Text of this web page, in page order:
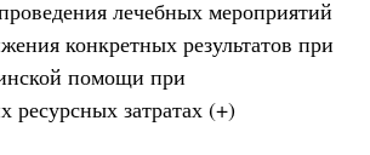
лечебных мероприятий
конкретных результатов при
помощи при
ресурсных затратах (+)